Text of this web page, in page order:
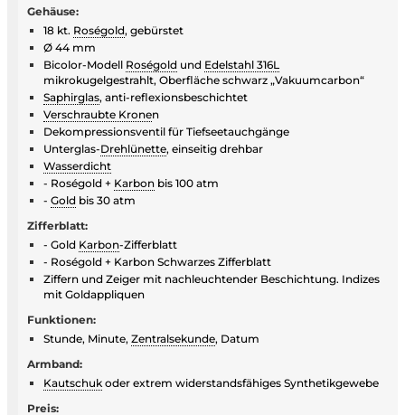
Gehäuse:
18 kt. Roségold, gebürstet
Ø 44 mm
Bicolor-Modell Roségold und Edelstahl 316L
mikrokugelgestrahlt, Oberfläche schwarz „Vakuumcarbon“
Saphirglas, anti-reflexionsbeschichtet
Verschraubte Kronen
Dekompressionsventil für Tiefseetauchgänge
Unterglas-Drehlünette, einseitig drehbar
Wasserdicht
- Roségold + Karbon bis 100 atm
- Gold bis 30 atm
Zifferblatt:
- Gold Karbon-Zifferblatt
- Roségold + Karbon Schwarzes Zifferblatt
Ziffern und Zeiger mit nachleuchtender Beschichtung. Indizes
mit Goldappliquen
Funktionen:
Stunde, Minute, Zentralsekunde, Datum
Armband:
Kautschuk oder extrem widerstandsfähiges Synthetikgewebe
Preis: